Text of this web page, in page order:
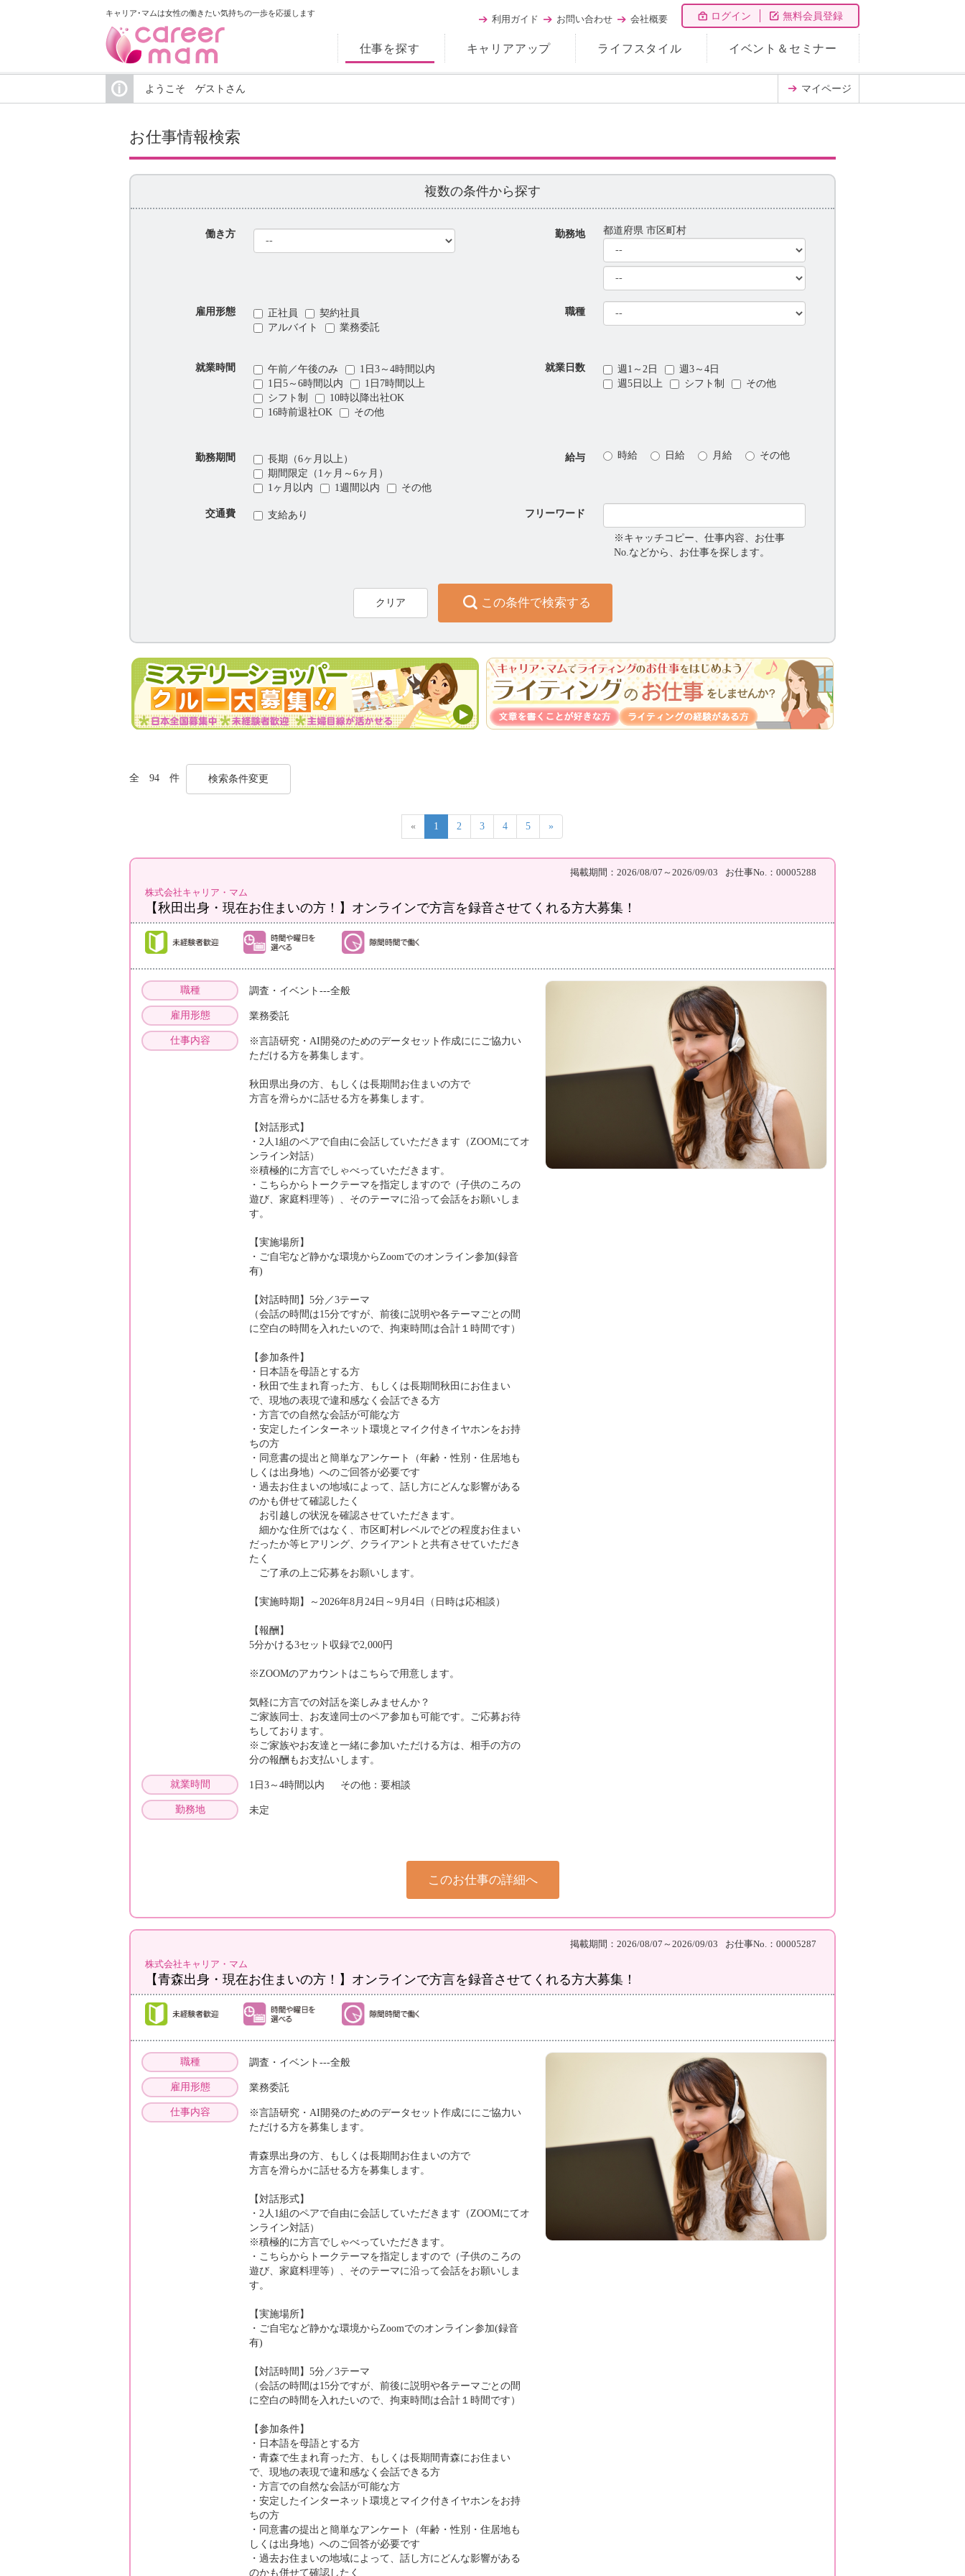
キャリア･マムは女性の働きたい気持ちの一歩を応援します ログイン 無料会員登録
仕事を探す キャリアアップ ライフスタイル イベント＆セミナー
利用ガイド お問い合わせ 会社概要
ようこそ ゲストさん マイページ
お仕事情報検索
複数の条件から探す
働き方 勤務地 都道府県市区町村
雇用形態 正社員
契約社員
アルバイト
業務委託
職種
就業時間 午前／午後のみ
1日3～4時間以内
1日5～6時間以内
1日7時間以上
シフト制
10時以降出社OK
16時前退社OK
その他
就業日数 週1～2日
週3～4日
週5日以上
シフト制 その他
勤務期間
長期（6ヶ月以上）
期間限定（1ヶ月～6ヶ月）
1ヶ月以内
1週間以内 その他
給与 時給 日給 月給 その他
交通費 支給あり フリーワード
※キャッチコピー、仕事内容、お仕事
No.などから、お仕事を探します。
クリア この条件で検索する
全 94 件 検索条件変更
« 1 2 3 4 5 »
掲載期間：2026/08/07～2026/09/03
お仕事No.：00005288
株式会社キャリア・マム
【秋田出身・現在お住まいの方！】オンラインで方言を録音させてくれる方大募集！
職種 調査・イベント---全般
雇用形態 業務委託
仕事内容
※言語研究・AI開発のためのデータセット作成ににご協力い
ただける方を募集します。
秋田県出身の方、もしくは長期間お住まいの方で
方言を滑らかに話せる方を募集します。
【対話形式】
・2人1組のペアで自由に会話していただきます（ZOOMにてオ
ンライン対話）
※積極的に方言でしゃべっていただきます。
・こちらからトークテーマを指定しますので（子供のころの
遊び、家庭料理等）、そのテーマに沿って会話をお願いしま
す。
【実施場所】
・ご自宅など静かな環境からZoomでのオンライン参加(録音
有)
【対話時間】5分／3テーマ
（会話の時間は15分ですが、前後に説明や各テーマごとの間
に空白の時間を入れたいので、拘束時間は合計１時間です）
【参加条件】
・日本語を母語とする方
・秋田で生まれ育った方、もしくは長期間秋田にお住まい
で、現地の表現で違和感なく会話できる方
・方言での自然な会話が可能な方
・安定したインターネット環境とマイク付きイヤホンをお持
ちの方
・同意書の提出と簡単なアンケート（年齢・性別・住居地も
しくは出身地）へのご回答が必要です
・過去お住まいの地域によって、話し方にどんな影響がある
のかも併せて確認したく
お引越しの状況を確認させていただきます。
細かな住所ではなく、市区町村レベルでどの程度お住まい
だったか等ヒアリング、クライアントと共有させていただき
たく
ご了承の上ご応募をお願いします。
【実施時期】～2026年8月24日～9月4日（日時は応相談）
【報酬】
5分かける3セット収録で2,000円
※ZOOMのアカウントはこちらで用意します。
気軽に方言での対話を楽しみませんか？
ご家族同士、お友達同士のペア参加も可能です。ご応募お待
ちしております。
※ご家族やお友達と一緒に参加いただける方は、相手の方の
分の報酬もお支払いします。
就業時間 1日3～4時間以内 その他：要相談
勤務地 未定
このお仕事の詳細へ
掲載期間：2026/08/07～2026/09/03
お仕事No.：00005287
株式会社キャリア・マム
【青森出身・現在お住まいの方！】オンラインで方言を録音させてくれる方大募集！
職種 調査・イベント---全般
雇用形態 業務委託
仕事内容
※言語研究・AI開発のためのデータセット作成ににご協力い
ただける方を募集します。
青森県出身の方、もしくは長期間お住まいの方で
方言を滑らかに話せる方を募集します。
【対話形式】
・2人1組のペアで自由に会話していただきます（ZOOMにてオ
ンライン対話）
※積極的に方言でしゃべっていただきます。
・こちらからトークテーマを指定しますので（子供のころの
遊び、家庭料理等）、そのテーマに沿って会話をお願いしま
す。
【実施場所】
・ご自宅など静かな環境からZoomでのオンライン参加(録音
有)
【対話時間】5分／3テーマ
（会話の時間は15分ですが、前後に説明や各テーマごとの間
に空白の時間を入れたいので、拘束時間は合計１時間です）
【参加条件】
・日本語を母語とする方
・青森で生まれ育った方、もしくは長期間青森にお住まい
で、現地の表現で違和感なく会話できる方
・方言での自然な会話が可能な方
・安定したインターネット環境とマイク付きイヤホンをお持
ちの方
・同意書の提出と簡単なアンケート（年齢・性別・住居地も
しくは出身地）へのご回答が必要です
・過去お住まいの地域によって、話し方にどんな影響がある
のかも併せて確認したく